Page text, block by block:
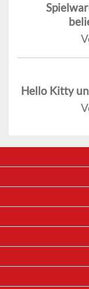
Hello Kitty